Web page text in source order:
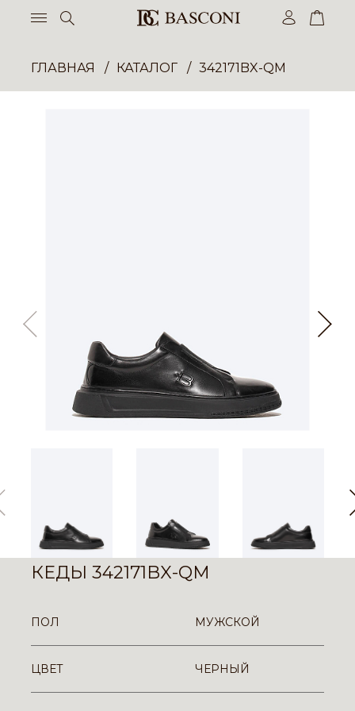
ГЛАВНАЯ КАТАЛОГ 342171BX-QM
КЕДЫ 342171BX-QM
ПОЛ МУЖСКОЙ
ЦВЕТ ЧЕРНЫЙ